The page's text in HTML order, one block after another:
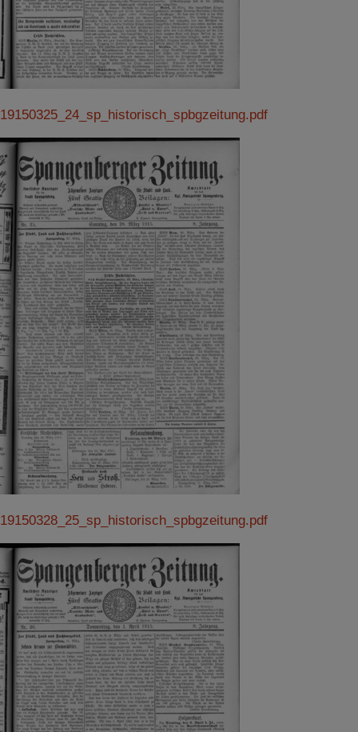
19150325_24_sp_historisch_spbgzeitung.pdf
19150328_25_sp_historisch_spbgzeitung.pdf